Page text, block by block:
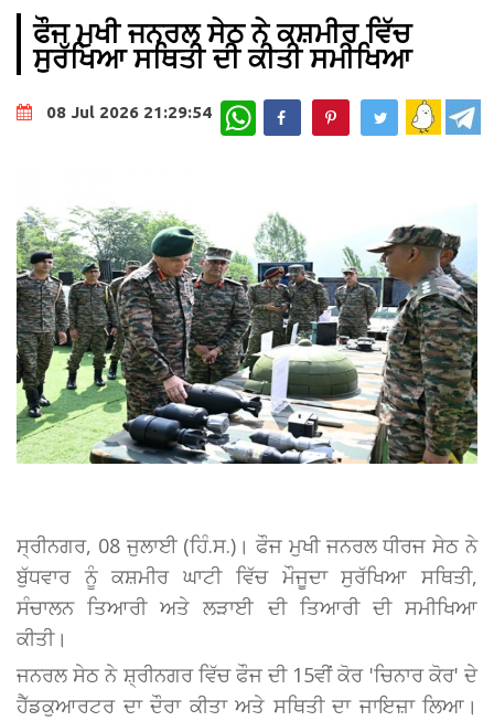
ਫੌਜ ਮੁਖੀ ਜਨਰਲ ਸੇਠ ਨੇ ਕਸ਼ਮੀਰ ਵਿੱਚ
ਸੁਰੱਖਿਆ ਸਥਿਤੀ ਦੀ ਕੀਤੀ ਸਮੀਖਿਆ
08 Jul 2026 21:29:54 WhatsApp
ਸ੍ਰੀਨਗਰ, 08 ਜੁਲਾਈ (ਹਿੰ.ਸ.)। ਫੌਜ ਮੁਖੀ ਜਨਰਲ ਧੀਰਜ ਸੇਠ ਨੇ
ਬੁੱਧਵਾਰ ਨੂੰ ਕਸ਼ਮੀਰ ਘਾਟੀ ਵਿੱਚ ਮੌਜੂਦਾ ਸੁਰੱਖਿਆ ਸਥਿਤੀ,
ਸੰਚਾਲਨ ਤਿਆਰੀ ਅਤੇ ਲੜਾਈ ਦੀ ਤਿਆਰੀ ਦੀ ਸਮੀਖਿਆ
ਕੀਤੀ।
ਜਨਰਲ ਸੇਠ ਨੇ ਸ਼੍ਰੀਨਗਰ ਵਿੱਚ ਫੌਜ ਦੀ 15ਵੀਂ ਕੋਰ 'ਚਿਨਾਰ ਕੋਰ' ਦੇ
ਹੈੱਡਕੁਆਰਟਰ ਦਾ ਦੌਰਾ ਕੀਤਾ ਅਤੇ ਸਥਿਤੀ ਦਾ ਜਾਇਜ਼ਾ ਲਿਆ।